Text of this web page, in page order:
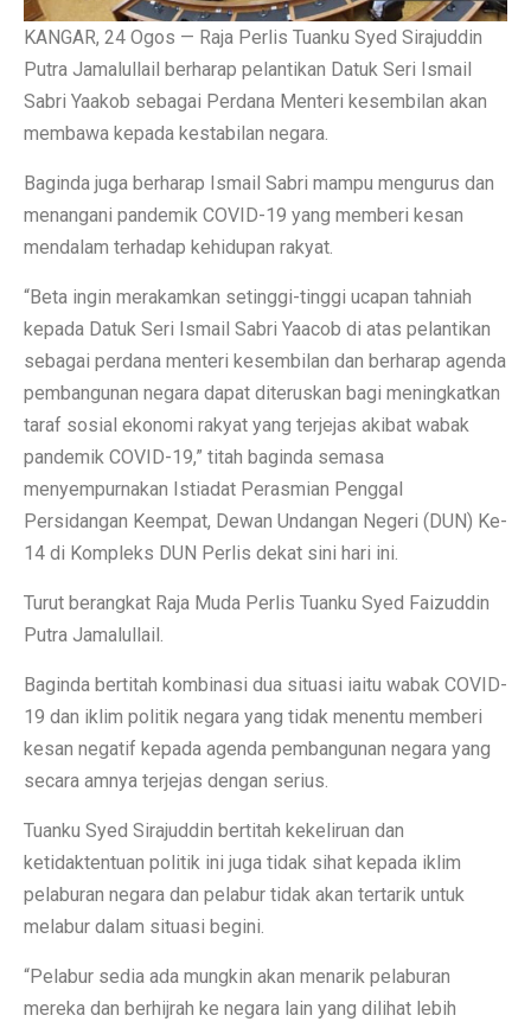
KANGAR, 24 Ogos — Raja Perlis Tuanku Syed Sirajuddin
Putra Jamalullail berharap pelantikan Datuk Seri Ismail
Sabri Yaakob sebagai Perdana Menteri kesembilan akan
membawa kepada kestabilan negara.
Baginda juga berharap Ismail Sabri mampu mengurus dan
menangani pandemik COVID-19 yang memberi kesan
mendalam terhadap kehidupan rakyat.
“Beta ingin merakamkan setinggi-tinggi ucapan tahniah
kepada Datuk Seri Ismail Sabri Yaacob di atas pelantikan
sebagai perdana menteri kesembilan dan berharap agenda
pembangunan negara dapat diteruskan bagi meningkatkan
taraf sosial ekonomi rakyat yang terjejas akibat wabak
pandemik COVID-19,” titah baginda semasa
menyempurnakan Istiadat Perasmian Penggal
Persidangan Keempat, Dewan Undangan Negeri (DUN) Ke-
14 di Kompleks DUN Perlis dekat sini hari ini.
Turut berangkat Raja Muda Perlis Tuanku Syed Faizuddin
Putra Jamalullail.
Baginda bertitah kombinasi dua situasi iaitu wabak COVID-
19 dan iklim politik negara yang tidak menentu memberi
kesan negatif kepada agenda pembangunan negara yang
secara amnya terjejas dengan serius.
Tuanku Syed Sirajuddin bertitah kekeliruan dan
ketidaktentuan politik ini juga tidak sihat kepada iklim
pelaburan negara dan pelabur tidak akan tertarik untuk
melabur dalam situasi begini.
“Pelabur sedia ada mungkin akan menarik pelaburan
mereka dan berhijrah ke negara lain yang dilihat lebih